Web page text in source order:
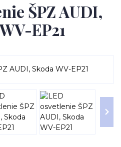
ŠPZ AUDI,
EP21